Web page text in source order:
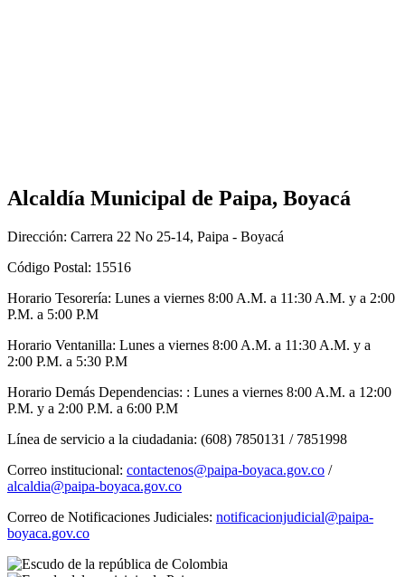
Alcaldía Municipal de Paipa, Boyacá
Dirección: Carrera 22 No 25-14, Paipa - Boyacá
Código Postal: 15516
Horario Tesorería: Lunes a viernes 8:00 A.M. a 11:30 A.M. y a 2:00
P.M. a 5:00 P.M
Horario Ventanilla: Lunes a viernes 8:00 A.M. a 11:30 A.M. y a
2:00 P.M. a 5:30 P.M
Horario Demás Dependencias: : Lunes a viernes 8:00 A.M. a 12:00
P.M. y a 2:00 P.M. a 6:00 P.M
Línea de servicio a la ciudadania: (608) 7850131 / 7851998
Correo institucional: contactenos@paipa-boyaca.gov.co /
alcaldia@paipa-boyaca.gov.co
Correo de Notificaciones Judiciales: notificacionjudicial@paipa-
boyaca.gov.co